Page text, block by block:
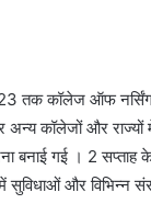
तक कॉलेज ऑफ
कॉलेजों और राज्यों
बनाई गई । 2
सुविधाओं और विभिन्न